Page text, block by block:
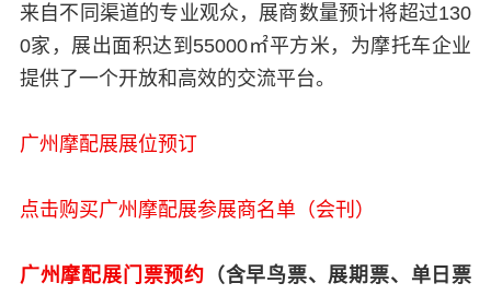
来自不同渠道的专业观众，展商数量预计将超过130
0家，展出面积达到55000㎡平方米，为摩托车企业
提供了一个开放和高效的交流平台。
广州摩配展展位预订
点击购买广州摩配展参展商名单（会刊）
广州摩配展门票预约 （含早鸟票、展期票、单日票